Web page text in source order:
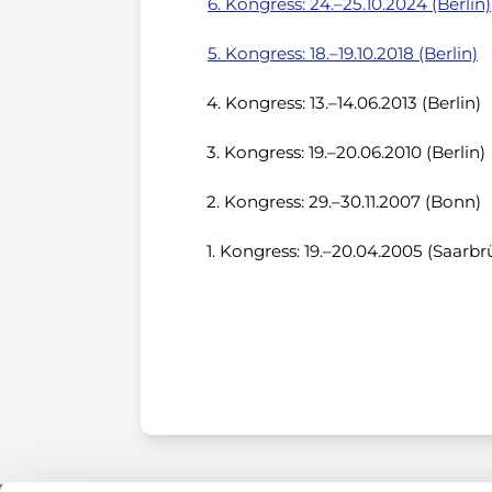
5. Kongress: 18.–19.10.2018 (Berlin)
4. Kongress: 13.–14.06.2013 (Berlin)
3. Kongress: 19.–20.06.2010 (Berlin)
2. Kongress: 29.–30.11.2007 (Bonn)
1. Kongress: 19.–20.04.2005